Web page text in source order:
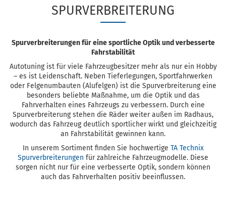
SPURVERBREITERUNG
Spurverbreiterungen für eine sportliche Optik und verbesserte
Fahrstabilität
Autotuning ist für viele Fahrzeugbesitzer mehr als nur ein Hobby
– es ist Leidenschaft. Neben Tieferlegungen, Sportfahrwerken
oder Felgenumbauten (Alufelgen) ist die Spurverbreiterung eine
besonders beliebte Maßnahme, um die Optik und das
Fahrverhalten eines Fahrzeugs zu verbessern. Durch eine
Spurverbreiterung stehen die Räder weiter außen im Radhaus,
wodurch das Fahrzeug deutlich sportlicher wirkt und gleichzeitig
an Fahrstabilität gewinnen kann.
In unserem Sortiment finden Sie hochwertige TA Technix
Spurverbreiterungen für zahlreiche Fahrzeugmodelle. Diese
sorgen nicht nur für eine verbesserte Optik, sondern können
auch das Fahrverhalten positiv beeinflussen.